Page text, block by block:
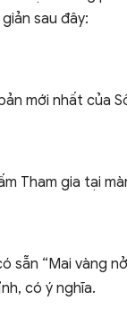
sau đây:
mới nhất của
Tham gia tại
sẵn “Mai vàng
có ý nghĩa.